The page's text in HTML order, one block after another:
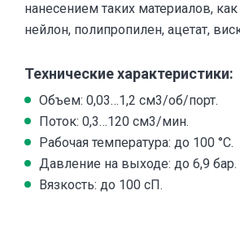
нанесением таких материалов, как
нейлон, полипропилен, ацетат,
Технические характеристики:
Объем: 0,03…1,2 см3/об/порт.
Поток: 0,3…120 см3/мин.
Рабочая температура: до 100 °С.
Давление на выходе: до 6,9 бар.
Вязкость: до 100 сП.